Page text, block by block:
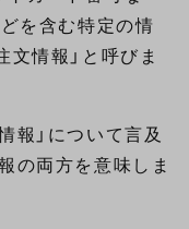
どを含む特定の情
文情報」と呼びま
報」について言及
の両方を意味しま